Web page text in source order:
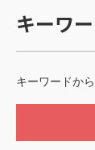
キーワ
キーワードか